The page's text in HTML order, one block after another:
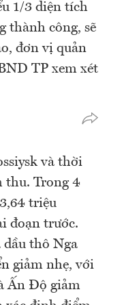
1/3 diện tích
thành công, sẽ
đơn vị quản
TP xem xét
và thời
thu. Trong 4
triệu
đoạn trước.
dầu thô Nga
giảm nhẹ, với
Ấn Độ giảm